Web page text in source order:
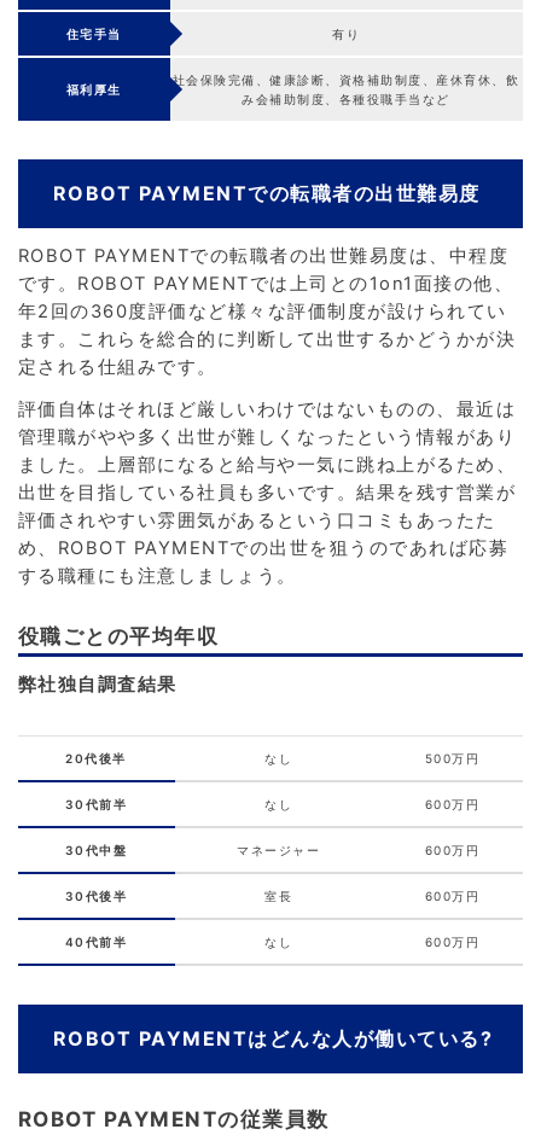
住宅手当 有り
福利厚生
社会保険完備、健康診断、資格補助制度、産休育休、飲
み会補助制度、各種役職手当など
ROBOT PAYMENTでの転職者の出世難易度
ROBOT PAYMENTでの転職者の出世難易度は、中程度
です。ROBOT PAYMENTでは上司との1on1面接の他、
年2回の360度評価など様々な評価制度が設けられてい
ます。これらを総合的に判断して出世するかどうかが決
定される仕組みです。
評価自体はそれほど厳しいわけではないものの、最近は
管理職がやや多く出世が難しくなったという情報があり
ました。上層部になると給与や一気に跳ね上がるため、
出世を目指している社員も多いです。結果を残す営業が
評価されやすい雰囲気があるという口コミもあったた
め、ROBOT PAYMENTでの出世を狙うのであれば応募
する職種にも注意しましょう。
役職ごとの平均年収
弊社独自調査結果
20代後半 なし 500万円
30代前半 なし 600万円
30代中盤 マネージャー 600万円
30代後半 室長 600万円
40代前半 なし 600万円
ROBOT PAYMENTはどんな人が働いている?
ROBOT PAYMENTの従業員数